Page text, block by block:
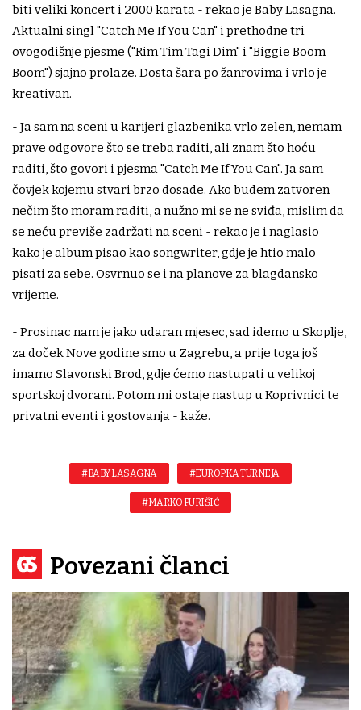
biti veliki koncert i 2000 karata - rekao je Baby Lasagna.
Aktualni singl "Catch Me If You Can" i prethodne tri
ovogodišnje pjesme ("Rim Tim Tagi Dim" i "Biggie Boom
Boom") sjajno prolaze. Dosta šara po žanrovima i vrlo je
kreativan.
- Ja sam na sceni u karijeri glazbenika vrlo zelen, nemam
prave odgovore što se treba raditi, ali znam što hoću
raditi, što govori i pjesma "Catch Me If You Can". Ja sam
čovjek kojemu stvari brzo dosade. Ako budem zatvoren
nečim što moram raditi, a nužno mi se ne sviđa, mislim da
se neću previše zadržati na sceni - rekao je i naglasio
kako je album pisao kao songwriter, gdje je htio malo
pisati za sebe. Osvrnuo se i na planove za blagdansko
vrijeme.
- Prosinac nam je jako udaran mjesec, sad idemo u Skoplje,
za doček Nove godine smo u Zagrebu, a prije toga još
imamo Slavonski Brod, gdje ćemo nastupati u velikoj
sportskoj dvorani. Potom mi ostaje nastup u Koprivnici te
privatni eventi i gostovanja - kaže.
#BABY LASAGNA #EUROPKA TURNEJA
#MARKO PURIŠIĆ
Povezani članci